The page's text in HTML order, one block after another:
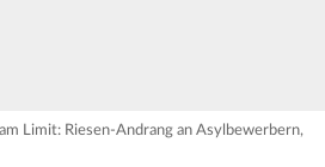
am Limit: Riesen-Andrang an Asylbewerbern,